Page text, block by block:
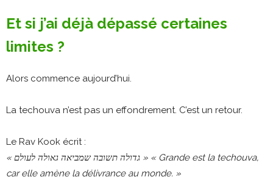
Et si j’ai déjà dépassé certaines
limites ?
Alors commence aujourd’hui.
La techouva n’est pas un effondrement. C’est un retour.
Le Rav Kook écrit :
« גדולה תשובה שמביאה גאולה לעולם » « Grande est la techouva,
car elle amène la délivrance au monde. »